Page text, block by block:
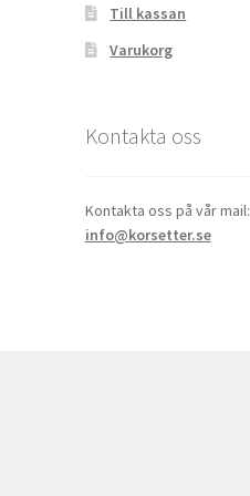
Till kassan
Varukorg
Kontakta oss
Kontakta oss på vår mail:
info@korsetter.se